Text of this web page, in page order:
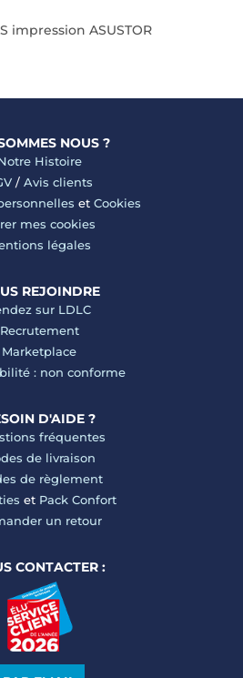
impression ASUSTOR
NOUS ?
Histoire
/ Avis clients
et Cookies
mes cookies
légales
REJOINDRE
sur LDLC
Recrutement
Marketplace
: non conforme
D'AIDE ?
fréquentes
de livraison
de règlement
et Pack Confort
un retour
CONTACTER :